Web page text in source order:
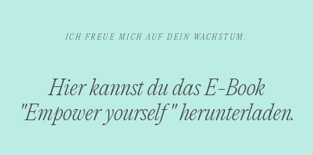
ICH FREUE MICH AUF DEIN WACHSTUM.
Hier kannst du das E-Book
"Empower yourself " herunterladen.